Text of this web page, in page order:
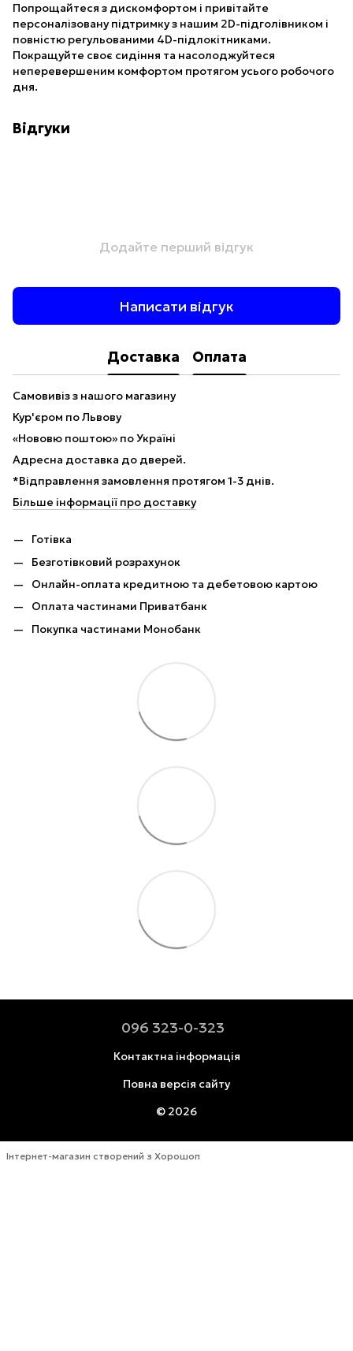
Попрощайтеся з дискомфортом і привітайте
персоналізовану підтримку з нашим 2D-підголівником і
повністю регульованими 4D-підлокітниками.
Покращуйте своє сидіння та насолоджуйтеся
неперевершеним комфортом протягом усього робочого
дня.
Відгуки
Додайте перший відгук
Написати відгук
Доставка Оплата
Самовивіз з нашого магазину
Кур'єром по Львову
«Нововю поштою» по Україні
Адресна доставка до дверей.
*Відправлення замовлення протягом 1-3 днів.
Більше інформації про доставку
Готівка
Безготівковий розрахунок
Онлайн-оплата кредитною та дебетовою картою
Оплата частинами Приватбанк
Покупка частинами Монобанк
096 323-0-323
Контактна інформація
Повна версія сайту
© 2026
Інтернет-магазин створений з Хорошоп